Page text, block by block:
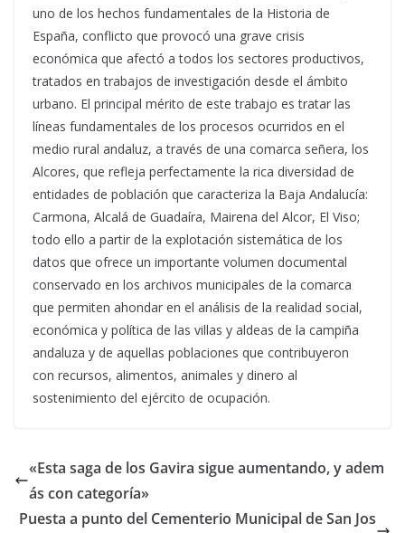
uno de los hechos fundamentales de la Historia de
España, conflicto que provocó una grave crisis
económica que afectó a todos los sectores productivos,
tratados en trabajos de investigación desde el ámbito
urbano. El principal mérito de este trabajo es tratar las
líneas fundamentales de los procesos ocurridos en el
medio rural andaluz, a través de una comarca señera, los
Alcores, que refleja perfectamente la rica diversidad de
entidades de población que caracteriza la Baja Andalucía:
Carmona, Alcalá de Guadaíra, Mairena del Alcor, El Viso;
todo ello a partir de la explotación sistemática de los
datos que ofrece un importante volumen documental
conservado en los archivos municipales de la comarca
que permiten ahondar en el análisis de la realidad social,
económica y política de las villas y aldeas de la campiña
andaluza y de aquellas poblaciones que contribuyeron
con recursos, alimentos, animales y dinero al
sostenimiento del ejército de ocupación.
«Esta saga de los Gavira sigue aumentando, y adem
ás con categoría»
Puesta a punto del Cementerio Municipal de San Jos